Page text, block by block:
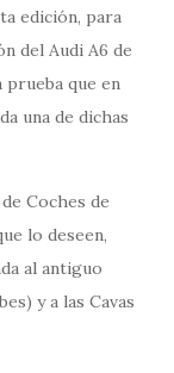
edición, para
del Audi A6 de
que en
una de dichas
Coches de
lo deseen,
al antiguo
y a las Cavas